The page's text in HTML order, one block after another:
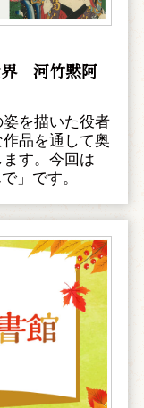
界 河竹黙阿
を描いた役者
品を通して奥
す。今回は
」です。